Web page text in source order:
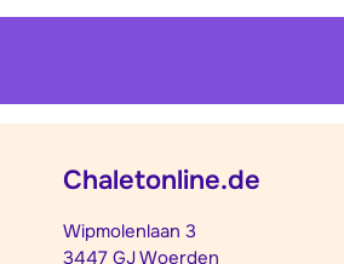
Chaletonline.de
Wipmolenlaan 3
3447 GJ Woerden